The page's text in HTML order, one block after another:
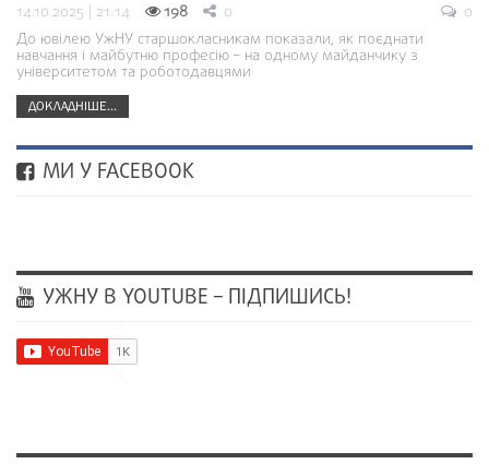
14.10.2025 | 21:14 198 0
0
До ювілею УжНУ старшокласникам показали, як поєднати
навчання і майбутню професію – на одному майданчику з
університетом та роботодавцями
ДОКЛАДНІШЕ...
МИ У FACEBOOK
УЖНУ В YOUTUBE – ПІДПИШИСЬ!